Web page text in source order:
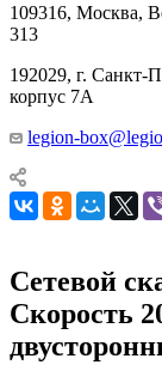
109316, Москва,
313
192029, г. Санкт-
корпус 7А
legion-
Сетевой
Скорость